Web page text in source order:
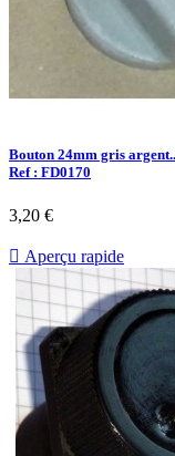
Bouton 24mm gris
Ref : FD0170
3,20 €
 Aperçu rapide